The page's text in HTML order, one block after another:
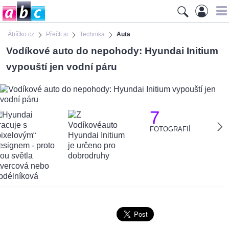
Ábíčko.cz Přečti si Technika Auta
Vodíkové auto do nepohody: Hyundai Initium
vypouští jen vodní páru
7
FOTOGRAFIÍ